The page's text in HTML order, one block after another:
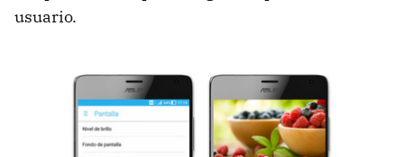
usuario.